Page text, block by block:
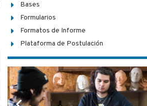
Bases
Formularios
Formatos de Informe
Plataforma de Postulación